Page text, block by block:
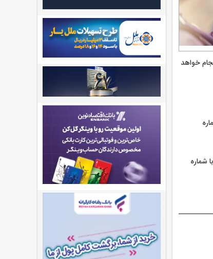
حضوری انجام خواهد
شماره